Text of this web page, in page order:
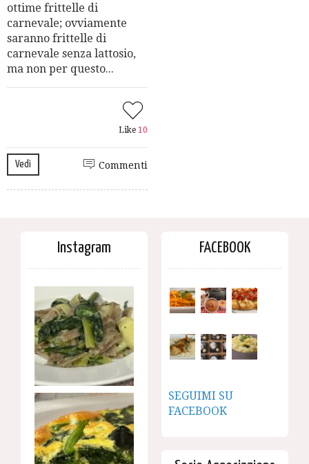
ottime frittelle di
carnevale; ovviamente
saranno frittelle di
carnevale senza lattosio,
ma non per questo...
Like 10
Vedi Commenti
Instagram FACEBOOK
SEGUIMI SU
FACEBOOK